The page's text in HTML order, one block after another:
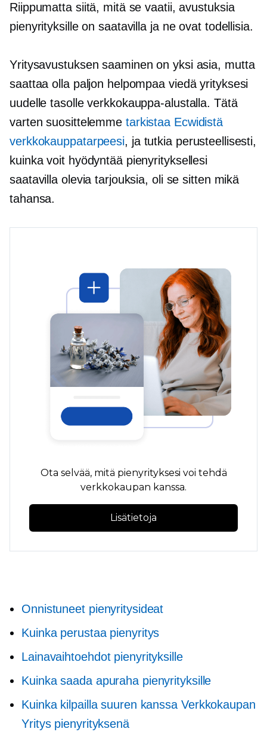
Riippumatta siitä, mitä se vaatii, avustuksia
pienyrityksille on saatavilla ja ne ovat todellisia.
Yritysavustuksen saaminen on yksi asia, mutta
saattaa olla paljon helpompaa viedä yrityksesi
uudelle tasolle verkkokauppa-alustalla. Tätä
varten suosittelemme tarkistaa Ecwidistä
verkkokauppatarpeesi, ja tutkia perusteellisesti,
kuinka voit hyödyntää pienyrityksellesi
saatavilla olevia tarjouksia, oli se sitten mikä
tahansa.
Ota selvää, mitä pienyrityksesi voi tehdä
verkkokaupan kanssa.
Lisätietoja
Onnistuneet pienyritysideat
Kuinka perustaa pienyritys
Lainavaihtoehdot pienyrityksille
Kuinka saada apuraha pienyrityksille
Kuinka kilpailla suuren kanssa Verkkokaupan
Yritys pienyrityksenä